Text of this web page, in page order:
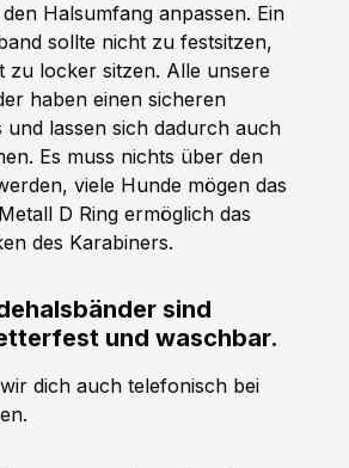
Halsumfang anpassen. Ein
sollte nicht zu festsitzen,
zu locker sitzen. Alle unsere
haben einen sicheren
und lassen sich dadurch auch
Es muss nichts über den
viele Hunde mögen das
D Ring ermöglich das
des Karabiners.
sind
und waschbar.
dich auch telefonisch bei